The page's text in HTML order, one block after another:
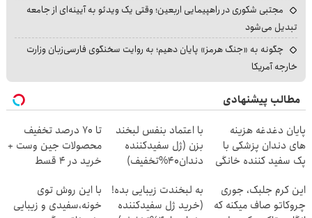
مجتبی شکوری در راهپیمایی اربعین؛ وقتی یک ویدئو به آیینه‌ای از جامعه
تبدیل می‌شود
چگونه به «جنگ هرمز» پایان دهیم؛ به روایت سخنگوی فارسی‌زبان وزارت
خارجه آمریکا
مطالب پیشنهادی
پایان دغدغه هزینه
های دندان پزشکی با
پک سفید کننده خانگی
با اعتماد بنفس لبخند
بزن (ژل سفیدکننده
دندان40%تخفیف)
تا 70 درصد تخفیف
محصولات جین وست +
خرید در 4 قسط
این کرم جلبک، جوری
چروکاتو صاف میکنه که
به لبخندت زیبایی بده!
(خرید ژل سفیدکننده
با این روش توی
خونه،سفیدی و زیبایی